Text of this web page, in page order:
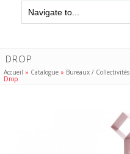
DROP
Accueil » Catalogue » Bureaux / Collectivités
Drop